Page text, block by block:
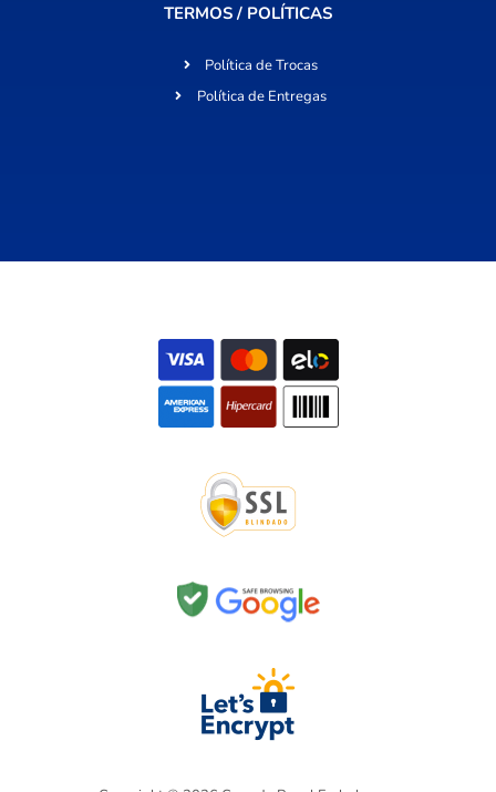
TERMOS / POLÍTICAS
Política de Trocas
Política de Entregas